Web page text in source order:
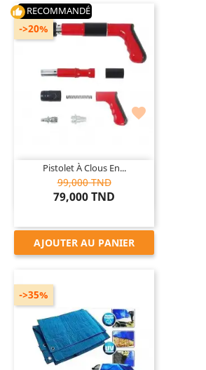

thumb_up RECOMMANDÉ
Pistolet À Clous En...
99,000 TND
79,000 TND
->20%
AJOUTER AU PANIER
->35%